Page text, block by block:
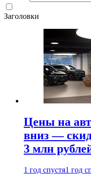
Заголовки
Цены на
вниз —
3 млн
1 год спустя1 год